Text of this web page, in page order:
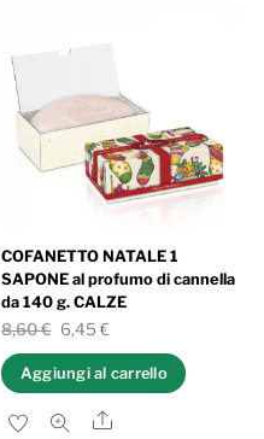
COFANETTO NATALE 1
SAPONE al profumo di cannella
da 140 g. CALZE
8,60€ Il
originale
era:
6,45 €Il
attuale
è:
Aggiungi al carrello
Share